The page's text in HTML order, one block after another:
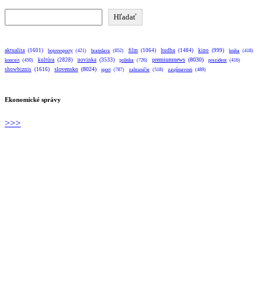
Hľadať
aktualita (1601) bojovesporty (421) bratislava (852) film (1064) hudba (1484) kino (999) kniha (418)
koncert (450) kultúra (2828) novinka (3533) politika (726) premiumnews (8030) prezident (416)
showbiznis (1616) slovensko (8024) sport (787) zahraničie (518) zaujímavosti (489)
Ekonomické správy
>>>